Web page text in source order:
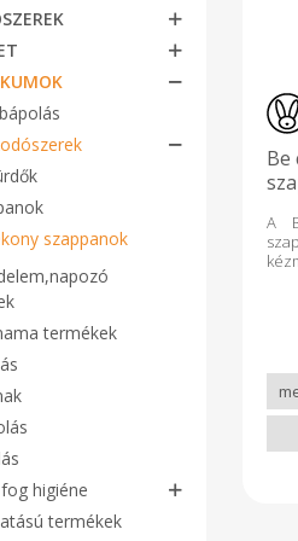
szappanok
termékek
higiéne
termékek
Be
A